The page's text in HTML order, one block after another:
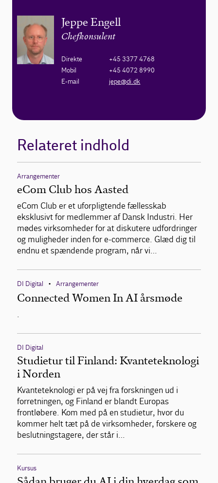
Jeppe Engell
Chefkonsulent
Direkte
+45 3377 4768
Mobil
+45 4072 8990
E-mail
jepe@di.dk
Relateret indhold
Arrangementer
eCom Club hos Aasted
eCom Club er et uforpligtende fællesskab
eksklusivt for medlemmer af Dansk Industri. Her
mødes virksomheder for at diskutere udfordringer
og muligheder inden for e-commerce. Glæd dig til
endnu et spændende program, når vi…
DI Digital • Arrangementer
Connected Women In AI årsmøde
.
DI Digital
Studietur til Finland: Kvanteteknologi
i Norden
Kvanteteknologi er på vej fra forskningen ud i
forretningen, og Finland er blandt Europas
frontløbere. Kom med på en studietur, hvor du
kommer helt tæt på de virksomheder, forskere og
beslutningstagere, der står i…
Kursus